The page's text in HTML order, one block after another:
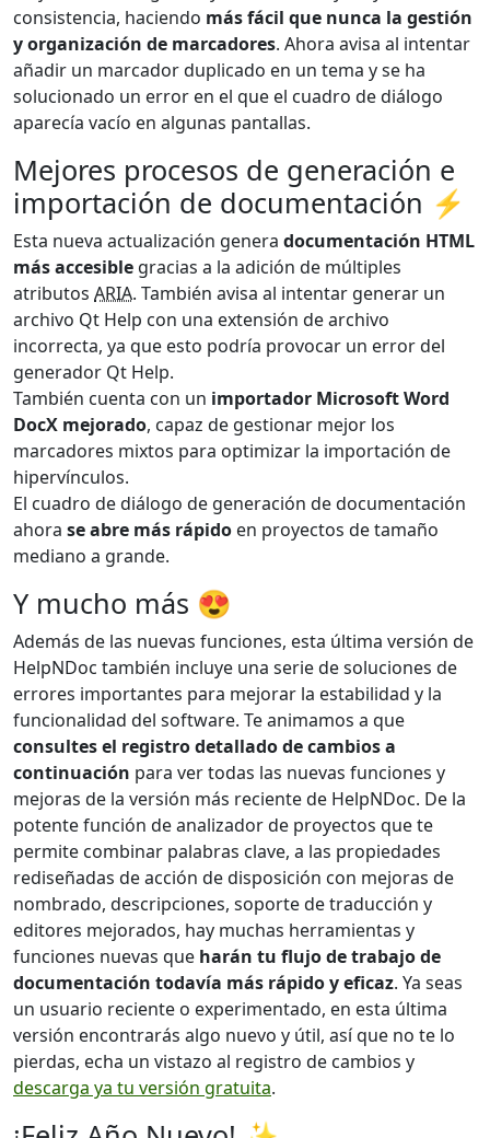
consistencia, haciendo más fácil que nunca la gestión
y organización de marcadores. Ahora avisa al intentar
añadir un marcador duplicado en un tema y se ha
solucionado un error en el que el cuadro de diálogo
aparecía vacío en algunas pantallas.
Mejores procesos de generación e
importación de documentación ⚡
Esta nueva actualización genera documentación HTML
más accesible gracias a la adición de múltiples
atributos ARIA. También avisa al intentar generar un
archivo Qt Help con una extensión de archivo
incorrecta, ya que esto podría provocar un error del
generador Qt Help.
También cuenta con un importador Microsoft Word
DocX mejorado, capaz de gestionar mejor los
marcadores mixtos para optimizar la importación de
hipervínculos.
El cuadro de diálogo de generación de documentación
ahora se abre más rápido en proyectos de tamaño
mediano a grande.
Y mucho más 😍
Además de las nuevas funciones, esta última versión de
HelpNDoc también incluye una serie de soluciones de
errores importantes para mejorar la estabilidad y la
funcionalidad del software. Te animamos a que
consultes el registro detallado de cambios a
continuación para ver todas las nuevas funciones y
mejoras de la versión más reciente de HelpNDoc. De la
potente función de analizador de proyectos que te
permite combinar palabras clave, a las propiedades
rediseñadas de acción de disposición con mejoras de
nombrado, descripciones, soporte de traducción y
editores mejorados, hay muchas herramientas y
funciones nuevas que harán tu flujo de trabajo de
documentación todavía más rápido y eficaz. Ya seas
un usuario reciente o experimentado, en esta última
versión encontrarás algo nuevo y útil, así que no te lo
pierdas, echa un vistazo al registro de cambios y
descarga ya tu versión gratuita.